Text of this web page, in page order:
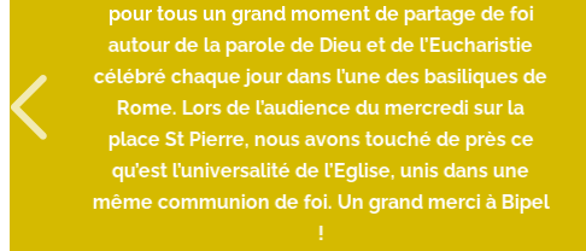
pour tous un grand moment de partage de foi
autour de la parole de Dieu et de l’Eucharistie
célébré chaque jour dans l’une des basiliques de
Rome. Lors de l’audience du mercredi sur la
place St Pierre, nous avons touché de près ce
qu’est l’universalité de l’Eglise, unis dans une
même communion de foi. Un grand merci à Bipel
!